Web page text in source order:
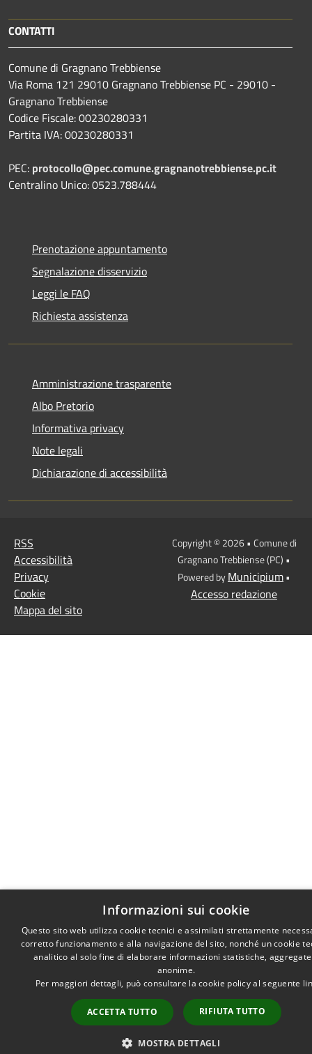
CONTATTI
Comune di Gragnano Trebbiense
Via Roma 121 29010 Gragnano Trebbiense PC - 29010 -
Gragnano Trebbiense
Codice Fiscale: 00230280331
Partita IVA: 00230280331
PEC: protocollo@pec.comune.gragnanotrebbiense.pc.it
Centralino Unico: 0523.788444
Prenotazione appuntamento
Segnalazione disservizio
Leggi le FAQ
Richiesta assistenza
Amministrazione trasparente
Albo Pretorio
Informativa privacy
Note legali
Dichiarazione di accessibilità
RSS
Accessibilità
Privacy
Cookie
Mappa del sito
Copyright © 2026 • Comune di
Gragnano Trebbiense (PC) •
Powered byMunicipium•
Accesso redazione
Informazioni sui cookie
Questo sito web utilizza cookie tecnici e assimilati strettamente
corretto funzionamento e alla navigazione del sito, nonché un cookie
analitico al solo fine di elaborare informazioni statistiche,
anonime.
Per maggiori dettagli, può consultare la cookie policy al seguente
ACCETTA TUTTO RIFIUTA TUTTO
MOSTRA DETTAGLI